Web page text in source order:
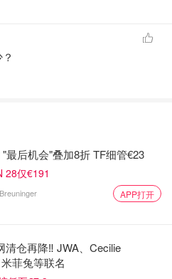
"最后机会"叠加8折 TF细管€23
28仅€191
Breuninger APP打开
清仓再降‼️ JWA、Cecilie
菲兔等联名